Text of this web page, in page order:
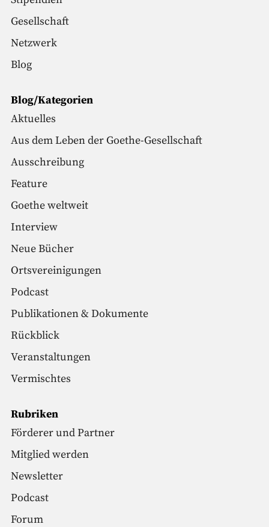
Gesellschaft
Netzwerk
Blog
Blog/Kategorien
Aktuelles
Aus dem Leben der Goethe-Gesellschaft
Ausschreibung
Feature
Goethe weltweit
Interview
Neue Bücher
Ortsvereinigungen
Podcast
Publikationen & Dokumente
Rückblick
Veranstaltungen
Vermischtes
Rubriken
Förderer und Partner
Mitglied werden
Newsletter
Podcast
Forum